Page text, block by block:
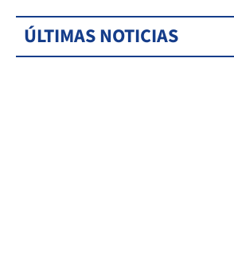
ÚLTIMAS NOTICIAS